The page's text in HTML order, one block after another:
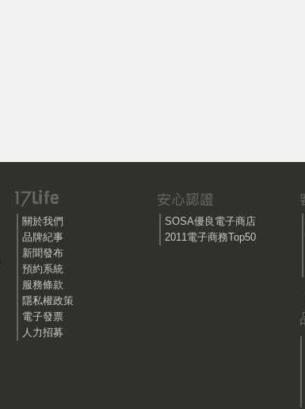
關於我們
品牌紀事
新聞發布
預約系統
服務條款
隱私權政策
電子發票
人力招募
SOSA優良電子商店
2011電子商務Top50